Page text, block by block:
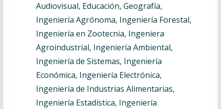
Audiovisual, Educación, Geografía,
Ingeniería Agrónoma, Ingeniería Forestal,
Ingeniería en Zootecnia, Ingeniera
Agroindustrial, Ingeniería Ambiental,
Ingeniería de Sistemas, Ingeniería
Económica, Ingeniería Electrónica,
Ingeniería de Industrias Alimentarias,
Ingeniería Estadística, Ingeniería